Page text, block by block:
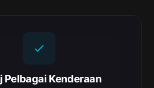
Pelbagai Kenderaan